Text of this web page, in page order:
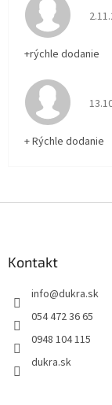
+rýchle dodanie
+ Rýchle dodanie
Kontakt
info@dukra.sk
054 472 36 65
0948 104 115
dukra.sk